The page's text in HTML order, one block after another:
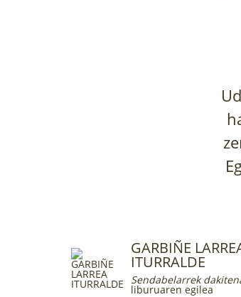
GARBIÑE
ITURRALDE
Sendabelarrek
liburuaren egilea